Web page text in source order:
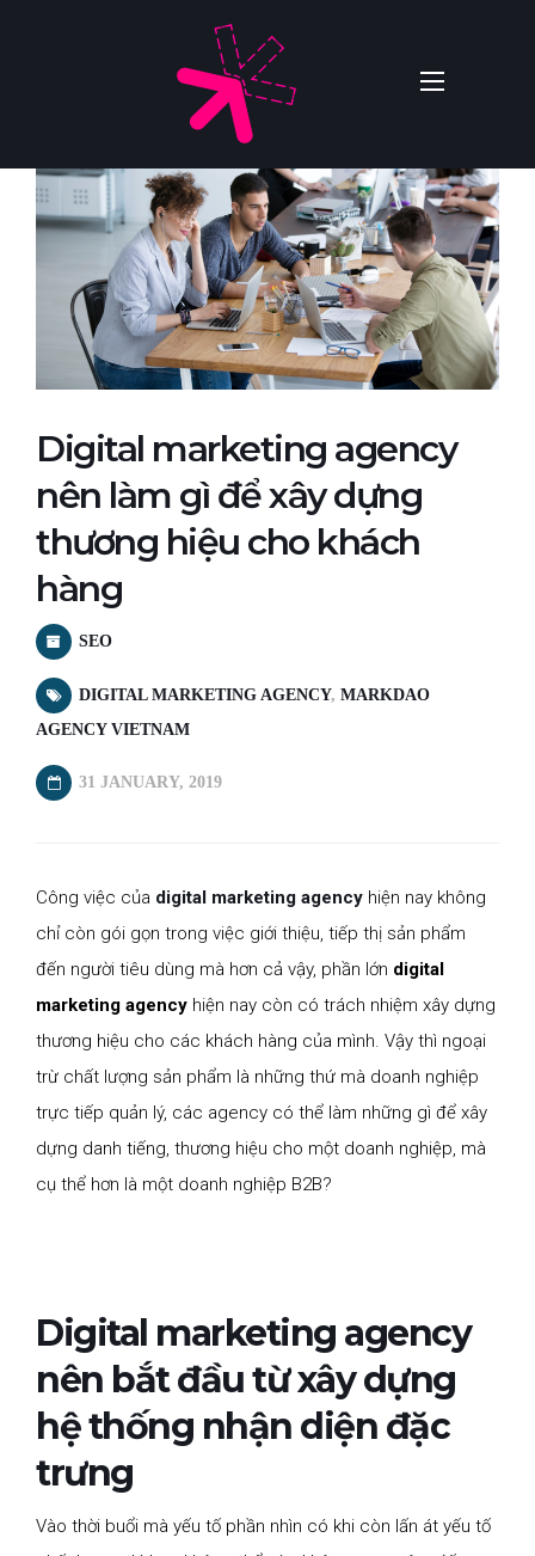
Digital marketing agency
nên làm gì để xây dựng
thương hiệu cho khách
hàng
SEO
DIGITAL MARKETING AGENCY, MARKDAO
AGENCY VIETNAM
31 JANUARY, 2019
Công việc của digital marketing agency hiện nay không
chỉ còn gói gọn trong việc giới thiệu, tiếp thị sản phẩm
đến người tiêu dùng mà hơn cả vậy, phần lớn digital
marketing agency hiện nay còn có trách nhiệm xây dựng
thương hiệu cho các khách hàng của mình. Vậy thì ngoại
trừ chất lượng sản phẩm là những thứ mà doanh nghiệp
trực tiếp quản lý, các agency có thể làm những gì để xây
dựng danh tiếng, thương hiệu cho một doanh nghiệp, mà
cụ thể hơn là một doanh nghiệp B2B?
Digital marketing agency
nên bắt đầu từ xây dựng
hệ thống nhận diện đặc
trưng
Vào thời buổi mà yếu tố phần nhìn có khi còn lấn át yếu tố